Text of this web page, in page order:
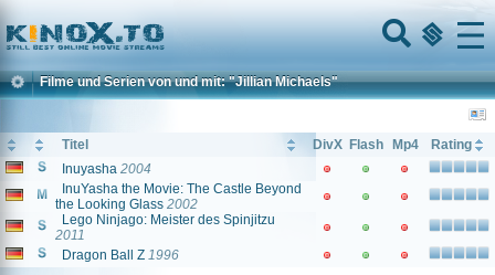
Home
Menu
Filme und Serien von und mit: "Jillian Michaels"
Titel DivX Flash Mp4
Rating
Inuyasha 2004
InuYasha the Movie: The Castle Beyond
the Looking Glass 2002
Lego Ninjago: Meister des Spinjitzu
2011
Dragon Ball Z 1996